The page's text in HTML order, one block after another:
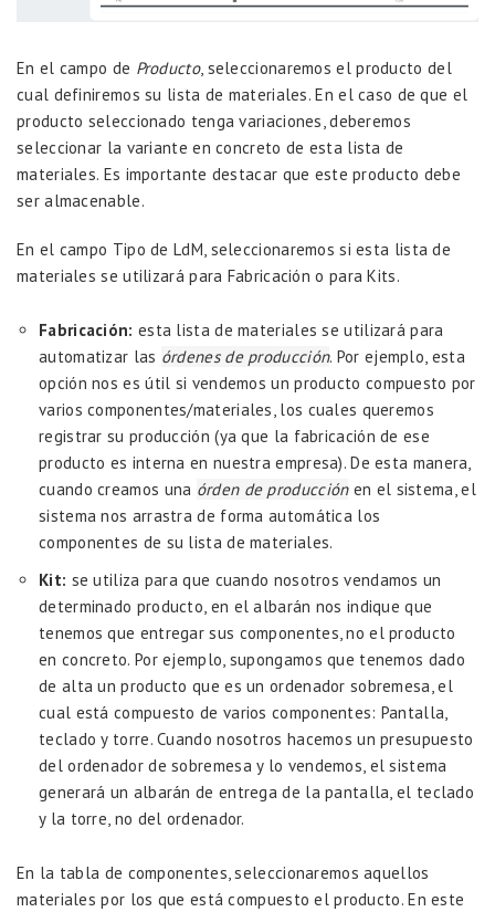
En el campo de Producto, seleccionaremos el producto del
cual definiremos su lista de materiales. En el caso de que el
producto seleccionado tenga variaciones, deberemos
seleccionar la variante en concreto de esta lista de
materiales. Es importante destacar que este producto debe
ser almacenable.
En el campo Tipo de LdM, seleccionaremos si esta lista de
materiales se utilizará para Fabricación o para Kits.
Fabricación: esta lista de materiales se utilizará para
automatizar las órdenes de producción. Por ejemplo, esta
opción nos es útil si vendemos un producto compuesto por
varios componentes/materiales, los cuales queremos
registrar su producción (ya que la fabricación de ese
producto es interna en nuestra empresa). De esta manera,
cuando creamos una órden de producciónen el sistema, el
sistema nos arrastra de forma automática los
componentes de su lista de materiales.
Kit: se utiliza para que cuando nosotros vendamos un
determinado producto, en el albarán nos indique que
tenemos que entregar sus componentes, no el producto
en concreto. Por ejemplo, supongamos que tenemos dado
de alta un producto que es un ordenador sobremesa, el
cual está compuesto de varios componentes: Pantalla,
teclado y torre. Cuando nosotros hacemos un presupuesto
del ordenador de sobremesa y lo vendemos, el sistema
generará un albarán de entrega de la pantalla, el teclado
y la torre, no del ordenador.
En la tabla de componentes, seleccionaremos aquellos
materiales por los que está compuesto el producto. En este